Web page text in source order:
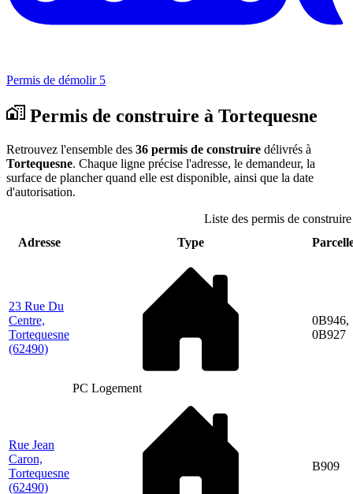
Permis de démolir 5
Permis de construire à Tortequesne
Retrouvez l'ensemble des 36 permis de construire délivrés à
Tortequesne. Chaque ligne précise l'adresse, le demandeur, la
surface de plancher quand elle est disponible, ainsi que la date
d'autorisation.
Liste des permis de
Adresse
Type
23 Rue Du
Centre,
Tortequesne
(62490)
PC Logement
0B946,
0B927
Rue Jean
Caron,
Tortequesne
(62490)
B909